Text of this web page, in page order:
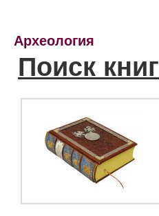
Археология
Поиск книг